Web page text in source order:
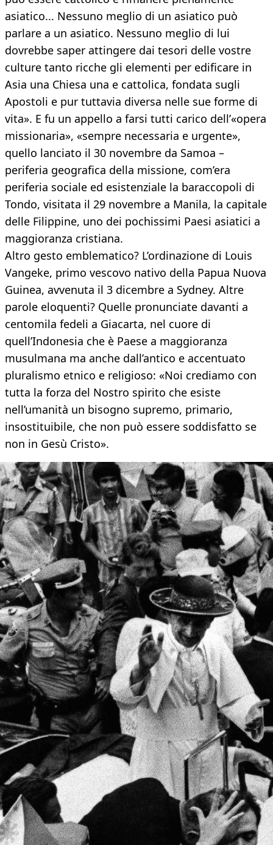
asiatico... Nessuno meglio di un asiatico può
parlare a un asiatico. Nessuno meglio di lui
dovrebbe saper attingere dai tesori delle vostre
culture tanto ricche gli elementi per edificare in
Asia una Chiesa una e cattolica, fondata sugli
Apostoli e pur tuttavia diversa nelle sue forme di
vita». E fu un appello a farsi tutti carico dell’«opera
missionaria», «sempre necessaria e urgente»,
quello lanciato il 30 novembre da Samoa –
periferia geografica della missione, com’era
periferia sociale ed esistenziale la baraccopoli di
Tondo, visitata il 29 novembre a Manila, la capitale
delle Filippine, uno dei pochissimi Paesi asiatici a
maggioranza cristiana.
Altro gesto emblematico? L’ordinazione di Louis
Vangeke, primo vescovo nativo della Papua Nuova
Guinea, avvenuta il 3 dicembre a Sydney. Altre
parole eloquenti? Quelle pronunciate davanti a
centomila fedeli a Giacarta, nel cuore di
quell’Indonesia che è Paese a maggioranza
musulmana ma anche dall’antico e accentuato
pluralismo etnico e religioso: «Noi crediamo con
tutta la forza del Nostro spirito che esiste
nell’umanità un bisogno supremo, primario,
insostituibile, che non può essere soddisfatto se
non in Gesù Cristo».